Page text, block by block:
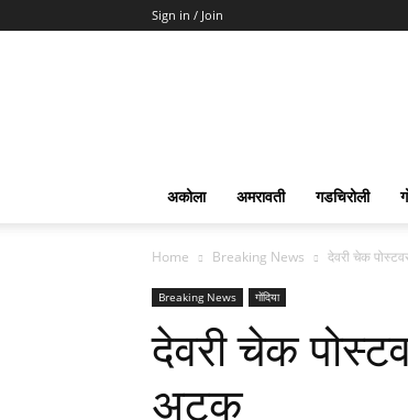
Sign in / Join
अकोला अमरावती गडचिरोली
Home Breaking News देवरी चेक
Breaking News गोंदिया
देवरी चेक
अटक